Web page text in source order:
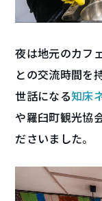
夜は地元のカフ
との交流時間を
世話になる知床
や羅臼町観光協
ださいました。